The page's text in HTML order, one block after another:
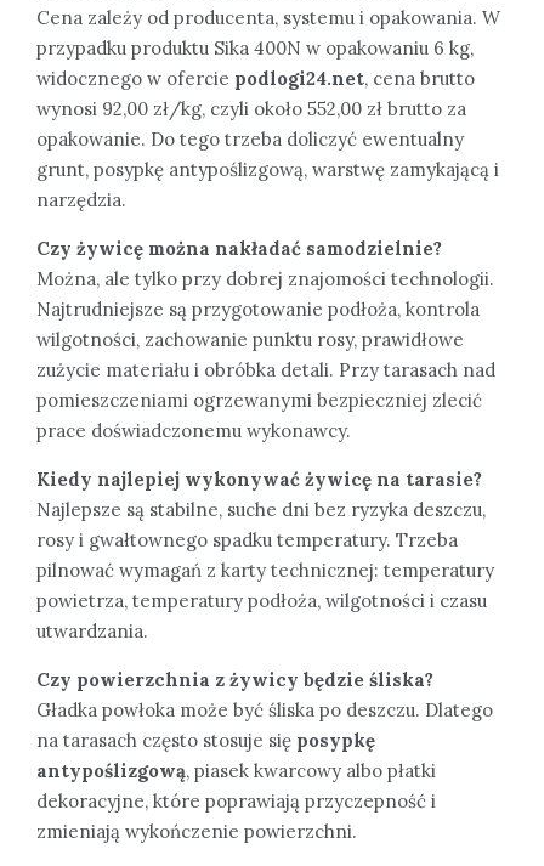
Cena zależy od producenta, systemu i opakowania. W
przypadku produktu Sika 400N w opakowaniu 6 kg,
widocznego w ofercie podlogi24.net, cena brutto
wynosi 92,00 zł/kg, czyli około 552,00 zł brutto za
opakowanie. Do tego trzeba doliczyć ewentualny
grunt, posypkę antypoślizgową, warstwę zamykającą i
narzędzia.
Czy żywicę można nakładać samodzielnie?
Można, ale tylko przy dobrej znajomości technologii.
Najtrudniejsze są przygotowanie podłoża, kontrola
wilgotności, zachowanie punktu rosy, prawidłowe
zużycie materiału i obróbka detali. Przy tarasach nad
pomieszczeniami ogrzewanymi bezpieczniej zlecić
prace doświadczonemu wykonawcy.
Kiedy najlepiej wykonywać żywicę na tarasie?
Najlepsze są stabilne, suche dni bez ryzyka deszczu,
rosy i gwałtownego spadku temperatury. Trzeba
pilnować wymagań z karty technicznej: temperatury
powietrza, temperatury podłoża, wilgotności i czasu
utwardzania.
Czy powierzchnia z żywicy będzie śliska?
Gładka powłoka może być śliska po deszczu. Dlatego
na tarasach często stosuje się posypkę
antypoślizgową, piasek kwarcowy albo płatki
dekoracyjne, które poprawiają przyczepność i
zmieniają wykończenie powierzchni.